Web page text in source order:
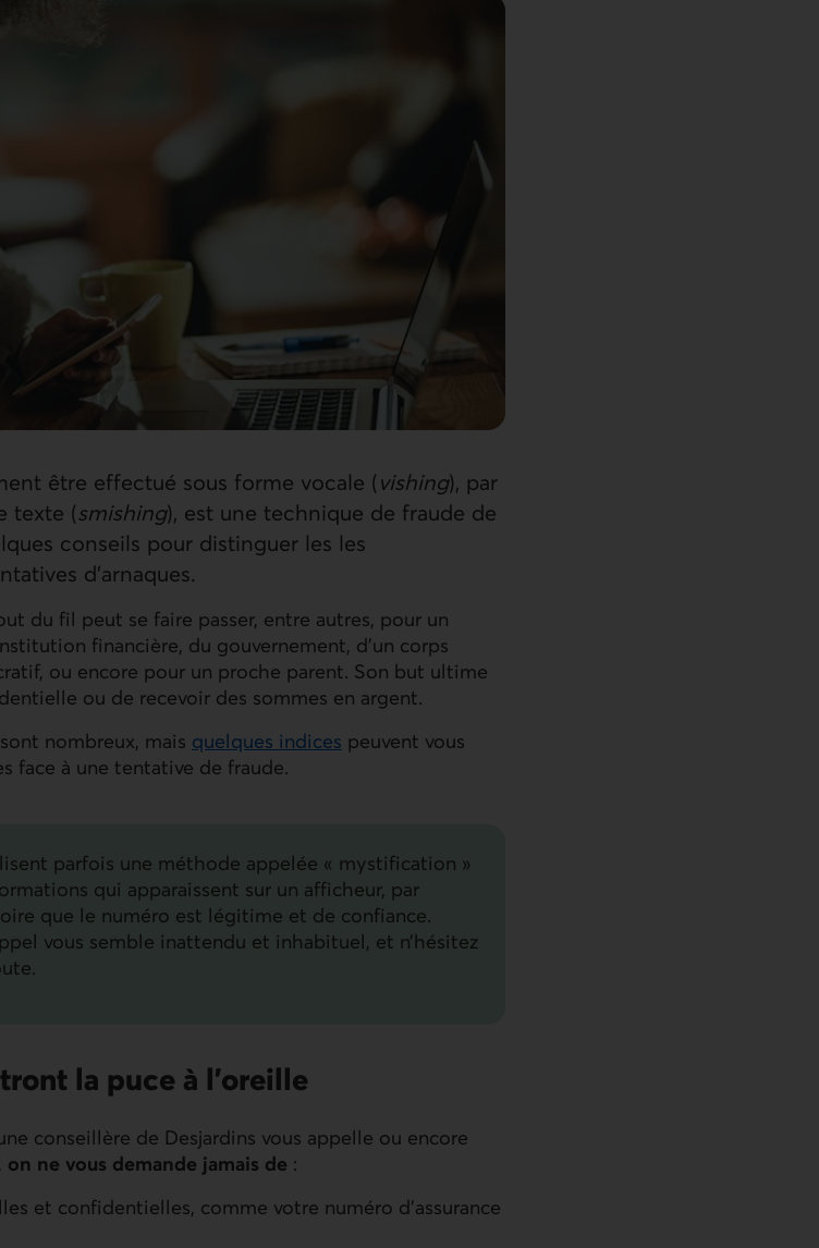
être effectué sous forme vocale ( vishing), par
texte (smishing), est une technique de fraude de
conseils pour distinguer les les
d’arnaques.
du fil peut se faire passer, entre autres, pour un
financière, du gouvernement, d’un corps
ou encore pour un proche parent. Son but ultime
ou de recevoir des sommes en argent.
nombreux, mais quelques indices peuvent vous
face à une tentative de fraude.
parfois une méthode appelée « mystification »
qui apparaissent sur un afficheur, par
que le numéro est légitime et de confiance.
vous semble inattendu et inhabituel, et n’hésitez
la puce à l’oreille
conseillère de Desjardins vous appelle ou encore
on ne vous demande jamais de :
et confidentielles, comme votre numéro d’assurance